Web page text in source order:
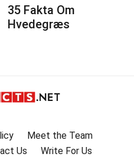
35 Fakta Om
Hvedegræs
Meet the Team
Us
Write For Us